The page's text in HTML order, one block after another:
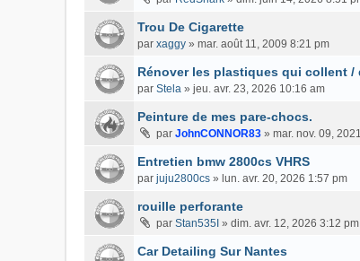
Trou De Cigarette
par xaggy » mar. août 11, 2009 8:21 pm
Rénover les plastiques qui collent /
par Stela » jeu. avr. 23, 2026 10:16 am
Peinture de mes pare-chocs.
par JohnCONNOR83 » mar. nov. 09,
Entretien bmw 2800cs VHRS
par juju2800cs » lun. avr. 20, 2026 1:57 pm
rouille perforante
par Stan535I » dim. avr. 12, 2026 3:12 pm
Car Detailing Sur Nantes